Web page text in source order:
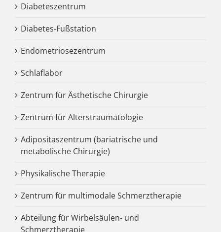
Diabeteszentrum
Diabetes-Fußstation
Endometriosezentrum
Schlaflabor
Zentrum für Ästhetische Chirurgie
Zentrum für Alterstraumatologie
Adipositaszentrum (bariatrische und
metabolische Chirurgie)
Physikalische Therapie
Zentrum für multimodale Schmerztherapie
Abteilung für Wirbelsäulen- und
Schmerztherapie